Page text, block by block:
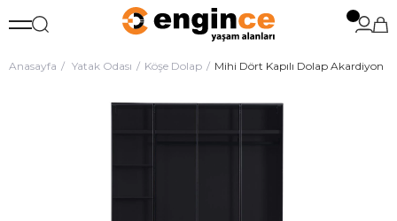
Anasayfa Yatak Odası Köşe Dolap Mihi Dört Kapılı Dolap Akardiyon